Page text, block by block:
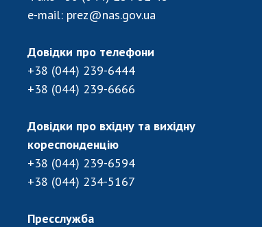
e-mail: prez@nas.gov.ua
Довідки про телефони
+38 (044) 239-6444
+38 (044) 239-6666
Довідки про вхідну та вихідну
кореспонденцію
+38 (044) 239-6594
+38 (044) 234-5167
Пресслужба